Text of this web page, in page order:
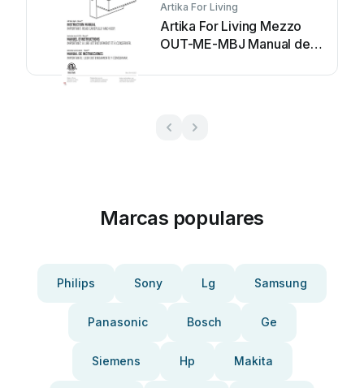
Artika For Living
Artika For Living Mezzo
OUT-ME-MBJ Manual de
Marcas populares
Philips Sony Lg Samsung
Panasonic Bosch Ge
Siemens Hp Makita